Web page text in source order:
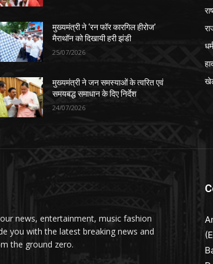
मुख्यमंत्री ने ‘रन फॉर कारगिल हीरोज’
मैराथॉन को दिखायी हरी झंडी
25/07/2026
मुख्यमंत्री ने जन समस्याओं के त्वरित एवं
समयबद्ध समाधान के दिए निर्देश
24/07/2026
news, entertainment, music fashion
you with the latest breaking news and
the ground zero.